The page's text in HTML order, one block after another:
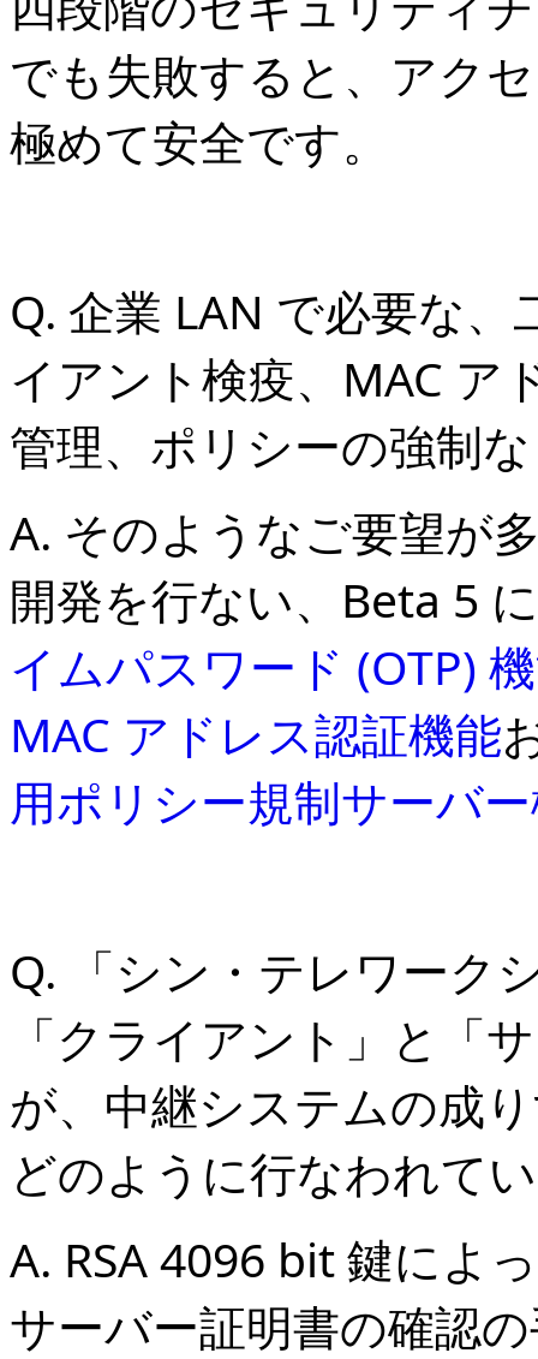
でも失敗すると、アク
極めて安全です。
Q. 企業 LAN で必要な
イアント検疫、MAC ア
管理、ポリシーの強制
A. そのようなご要望が
開発を行ない、Beta 5
イムパスワード (OTP)
MAC アドレス認証機能
用ポリシー規制サーバ
Q. 「シン・テレワーク
「クライアント」と「
が、中継システムの成
どのように行なわれて
A. RSA 4096 bit 鍵によ
サーバー証明書の確認